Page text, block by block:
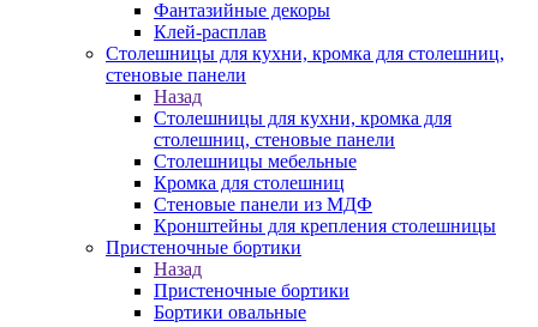
Фантазийные декоры
Клей-расплав
Столешницы для кухни, кромка для столешниц,
стеновые панели
Назад
Столешницы для кухни, кромка для
столешниц, стеновые панели
Столешницы мебельные
Кромка для столешниц
Стеновые панели из МДФ
Кронштейны для крепления столешницы
Пристеночные бортики
Назад
Пристеночные бортики
Бортики овальные